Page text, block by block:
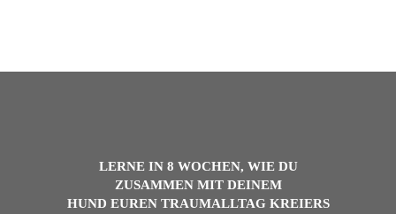
LERNE IN 8 WOCHEN, WIE DU
ZUSAMMEN MIT DEINEM
HUND EUREN TRAUMALLTAG KREIERS